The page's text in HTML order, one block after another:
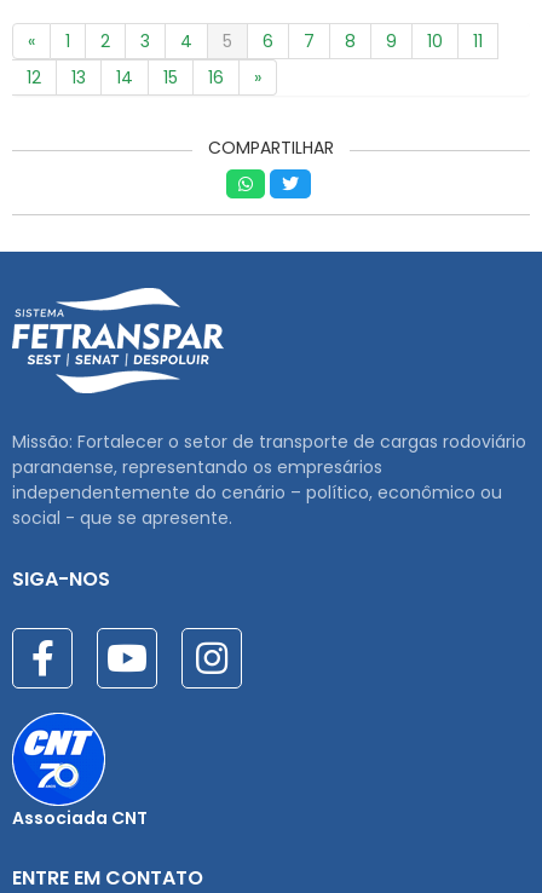
« 1 2 3 4 5 6 7 8 9 10
11
12
13 14 15 16 »
COMPARTILHAR
Missão: Fortalecer o setor de transporte de cargas rodoviário
paranaense, representando os empresários
independentemente do cenário – político, econômico ou
social - que se apresente.
SIGA-NOS
Associada CNT
ENTRE EM CONTATO